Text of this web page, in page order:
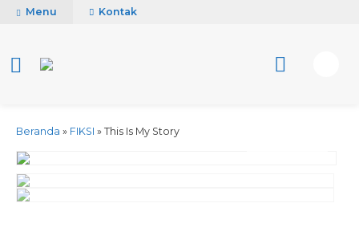
Menu Kontak
Beranda » FIKSI » This Is My Story